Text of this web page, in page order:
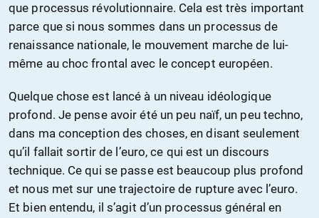
que processus révolutionnaire. Cela est très important
parce que si nous sommes dans un processus de
renaissance nationale, le mouvement marche de lui-
même au choc frontal avec le concept européen.
Quelque chose est lancé à un niveau idéologique
profond. Je pense avoir été un peu naïf, un peu techno,
dans ma conception des choses, en disant seulement
qu’il fallait sortir de l’euro, ce qui est un discours
technique. Ce qui se passe est beaucoup plus profond
et nous met sur une trajectoire de rupture avec l’euro.
Et bien entendu, il s’agit d’un processus général en